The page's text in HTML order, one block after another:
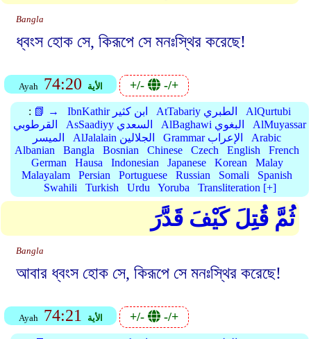
Bangla
ধ্বংস হোক সে, কিরূপে সে মনঃস্থির করেছে!
Ayah 74:20 الأية +/- -/+
: 📗 → IbnKathir ابن كثير AtTabariy الطبري
AlQurtubi
القرطوبي
AsSaadiyy السعدي AlBaghawi البغوي
AlMuyassar
الميسر
AlJalalain الجلالين Grammar الإعراب
Arabic
Albanian
Bangla Bosnian Chinese Czech English
French
German
Hausa Indonesian Japanese Korean
Malay
Malayalam
Persian Portuguese Russian Somali
Spanish
Swahili
Turkish Urdu Yoruba Transliteration [+]
ثُمَّ قُتِلَ كَيْفَ قَدَّرَ
Bangla
আবার ধ্বংস হোক সে, কিরূপে সে মনঃস্থির করেছে!
Ayah 74:21 الأية +/- -/+